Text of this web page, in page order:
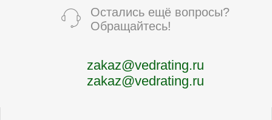
Остались ещё вопросы?
Обращайтесь!
zakaz@vedrating.ru
zakaz@vedrating.ru